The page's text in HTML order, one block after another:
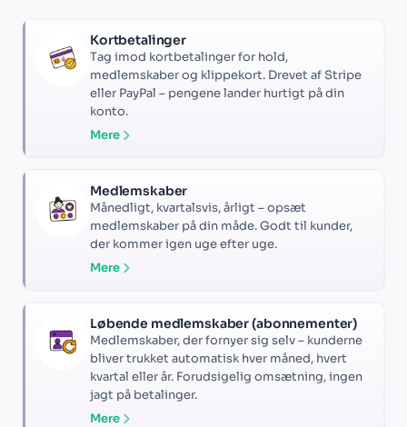
Kortbetalinger
Tag imod kortbetalinger for hold,
medlemskaber og klippekort. Drevet af Stripe
eller PayPal – pengene lander hurtigt på din
konto.
Mere
Medlemskaber
Månedligt, kvartalsvis, årligt – opsæt
medlemskaber på din måde. Godt til kunder,
der kommer igen uge efter uge.
Mere
Løbende medlemskaber (abonnementer)
Medlemskaber, der fornyer sig selv – kunderne
bliver trukket automatisk hver måned, hvert
kvartal eller år. Forudsigelig omsætning, ingen
jagt på betalinger.
Mere